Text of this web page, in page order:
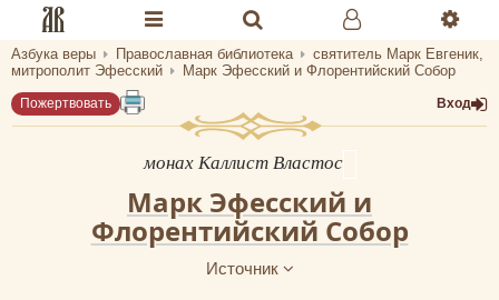
Разделы портала «Азбука веры»
Главная
Библиотеки
Календарь
Азбука веры Православная библиотека
святитель Марк Евгеник,
митрополит Эфесский
Марк Эфесский и Флорентийский Собор
Пожертвовать Вход
монах Каллист Властос
Марк Эфесский и
Флорентийский Собор
Источник